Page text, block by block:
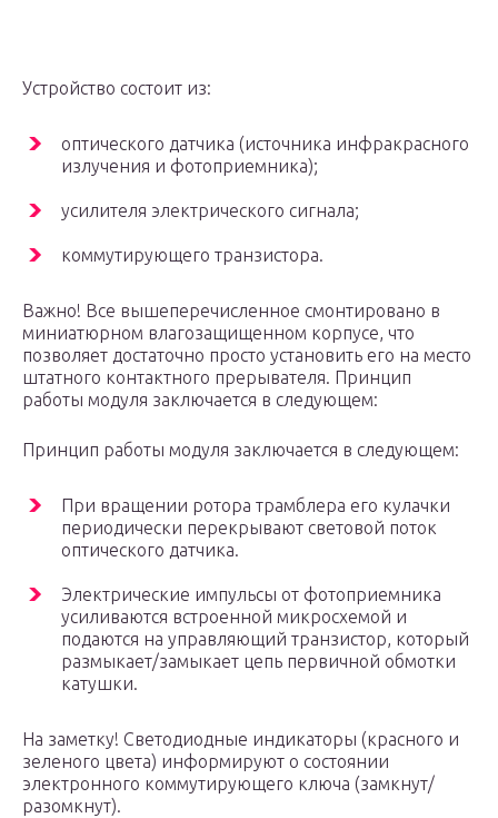
Устройство состоит из:
оптического датчика (источника инфракрасного
излучения и фотоприемника);
усилителя электрического сигнала;
коммутирующего транзистора.
Важно! Все вышеперечисленное смонтировано в
миниатюрном влагозащищенном корпусе, что
позволяет достаточно просто установить его на место
штатного контактного прерывателя. Принцип
работы модуля заключается в следующем:
Принцип работы модуля заключается в следующем:
При вращении ротора трамблера его кулачки
периодически перекрывают световой поток
оптического датчика.
Электрические импульсы от фотоприемника
усиливаются встроенной микросхемой и
подаются на управляющий транзистор, который
размыкает/замыкает цепь первичной обмотки
катушки.
На заметку! Светодиодные индикаторы (красного и
зеленого цвета) информируют о состоянии
электронного коммутирующего ключа (замкнут/
разомкнут).